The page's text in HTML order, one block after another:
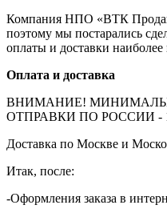
Компания НПО «ВТК
поэтому мы постарались
оплаты и доставки
Оплата и доставка
ВНИМАНИЕ!
ОТПРАВКИ ПО РОССИИ -
Доставка по Москве и
Итак, после:
-Оформления заказа в